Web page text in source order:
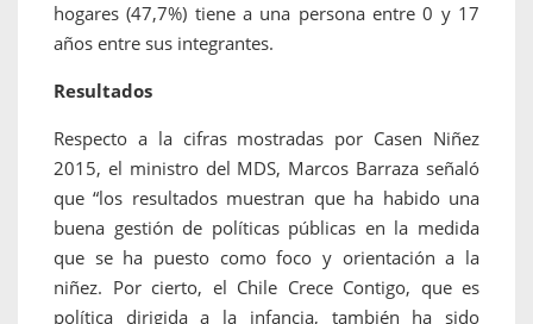
hogares (47,7%) tiene a una persona entre 0 y 17
años entre sus integrantes.
Resultados
Respecto a la cifras mostradas por Casen Niñez
2015, el ministro del MDS, Marcos Barraza señaló
que “los resultados muestran que ha habido una
buena gestión de políticas públicas en la medida
que se ha puesto como foco y orientación a la
niñez. Por cierto, el Chile Crece Contigo, que es
política dirigida a la infancia, también ha sido